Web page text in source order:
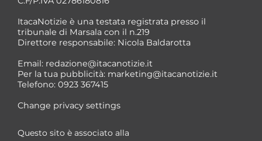
ItacaNotizie è una testata registrata presso il
tribunale di Marsala con il n.219
Direttore responsabile: Nicola Baldarotta
Email: redazione@itacanotizie.it
Per la tua pubblicità: marketing@itacanotizie.it
Telefono: 0923 367415
Change privacy settings
Questo sito è associato alla